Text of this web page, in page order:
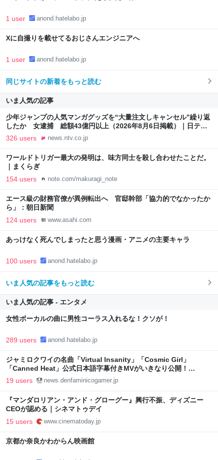
1 user anond.hatelabo.jp
Xに自撮りを載せてるおじさんエンジニアへ
1 user anond.hatelabo.jp
同じサイトの新着をもっと読む
いま人気の記事
少年ジャンプの人気マンガグッズを“大量注文しキャンセル”繰り返
したか 女逮捕 総額43億円以上（2026年8月6日掲載）｜日テレ
NEWS NNN
326 users news.ntv.co.jp
ワールドトリガー最大の発明は、味方同士を殺し合わせたことだ。
｜まくらぎ
154 users note.com/makuragi_note
エース級の財務官僚が異例転出へ 官邸幹部「協力的でなかったか
ら」：朝日新聞
124 users www.asahi.com
あっけなく死んでしまったと思う漫画・アニメの主要キャラ
100 users anond.hatelabo.jp
いま人気の記事をもっと読む
いま人気の記事 - エンタメ
女性ボーカルの曲に男性コーラス入れるな！クソが！
289 users anond.hatelabo.jp
ジャミロクワイの名曲「Virtual Insanity」「Cosmic Girl」
「Canned Heat」公式日本語字幕付きMVがいきなり公開！
「SUMMER SONIC 2026」での9年ぶりとなる日本公演を記念して
19 users news.denfaminicogamer.jp
『マンダロリアン・アンド・グローグー』興行不振、ディズニー
CEOが認める｜シネマトゥデイ
15 users www.cinematoday.jp
京都か奈良かわからん映画館